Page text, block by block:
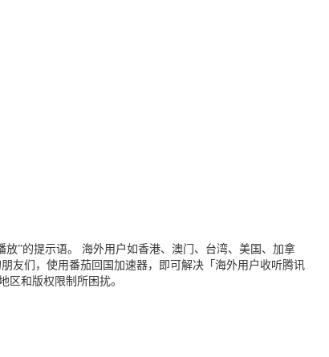
”的提示语。 海外用户如香港、澳门、台湾、美国、加拿
友们，使用番茄回国加速器，即可解决「海外用户收听腾讯
区和版权限制所困扰。